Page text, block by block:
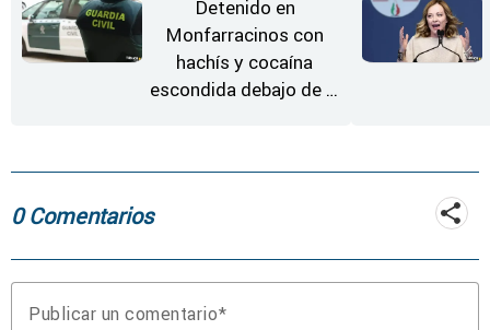
Detenido en
Monfarracinos con
hachís y cocaína
escondida debajo de la
0 Comentarios
Publicar un comentario